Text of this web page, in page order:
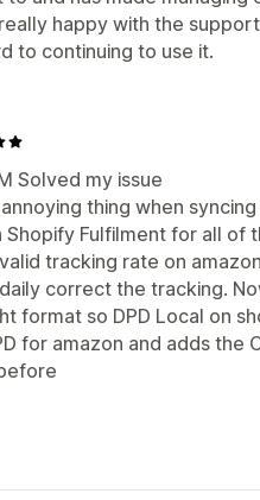
really happy with the
to continuing to use it.
Solved my issue
thing when
Shopify Fulfilment for all of
tracking rate on
correct the tracking.
format so DPD Local on
for amazon and adds